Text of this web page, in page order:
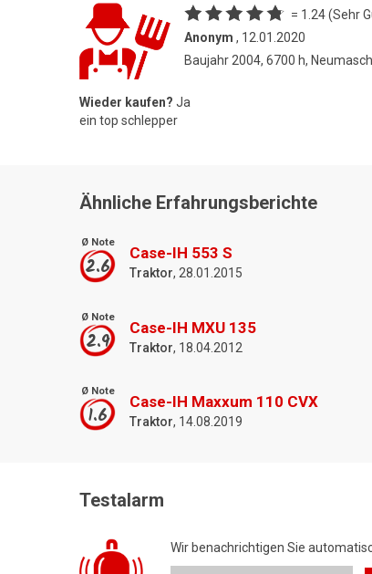
= 1.24 (Sehr
Anonym , 12.01.2020
Baujahr 2004, 6700 h,
Wieder kaufen? Ja
ein top schlepper
Ähnliche Erfahrungsberichte
Ø Note
2.6
Case-IH 553 S
Traktor, 28.01.2015
Ø Note
2.9
Case-IH MXU 135
Traktor, 18.04.2012
Ø Note
1.6
Case-IH Maxxum 110 CVX
Traktor, 14.08.2019
Testalarm
Wir benachrichtigen Sie